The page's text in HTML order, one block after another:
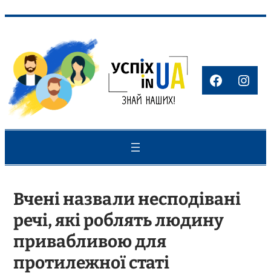
вмісту
Вчені назвали несподівані
речі, які роблять людину
привабливою для
протилежної статі